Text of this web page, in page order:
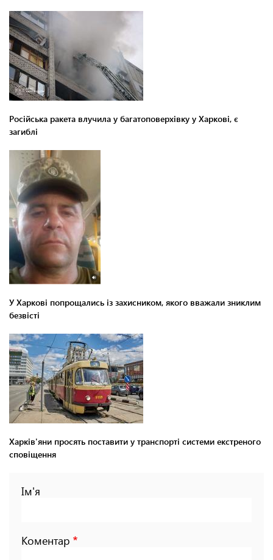
Російська ракета влучила у багатоповерхівку у Харкові, є
загиблі
У Харкові попрощались із захисником, якого вважали зниклим
безвісті
Харків'яни просять поставити у транспорті системи екстреного
сповіщення
Ім'я
Коментар